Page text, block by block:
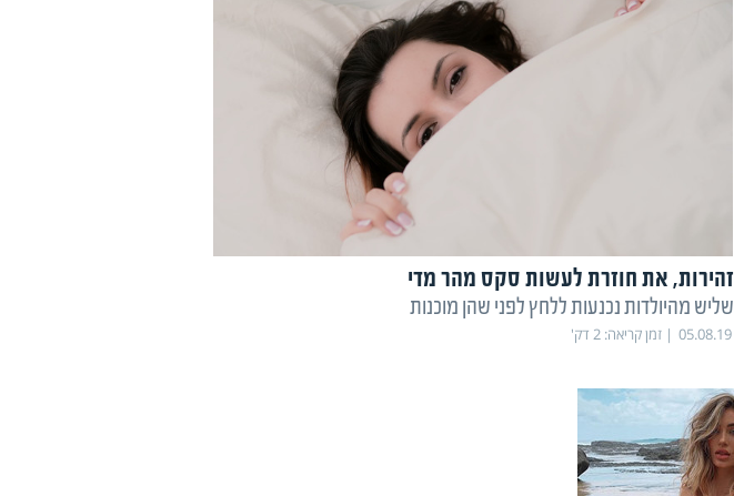
זהירות, את חוזרת לעשות סקס מהר מדי
שליש מהיולדות נכנעות ללחץ לפני שהן מוכנות
05.08.19 זמן קריאה:2 דק'